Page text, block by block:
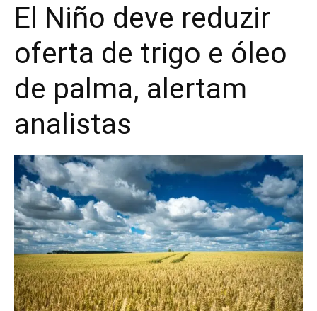
El Niño deve reduzir
oferta de trigo e óleo
de palma, alertam
analistas